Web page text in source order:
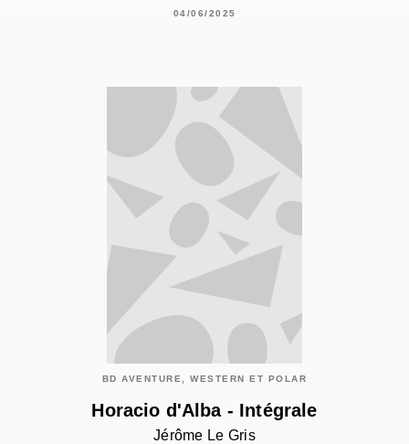
04/06/2025
BD AVENTURE, WESTERN ET POLAR
Horacio d'Alba - Intégrale
Jérôme Le Gris